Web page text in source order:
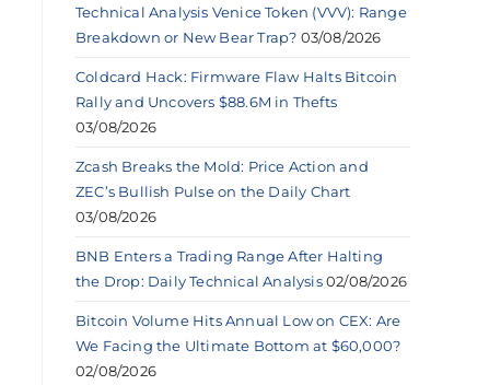
Technical Analysis Venice Token (VVV): Range
Breakdown or New Bear Trap? 03/08/2026
Coldcard Hack: Firmware Flaw Halts Bitcoin
Rally and Uncovers $88.6M in Thefts
03/08/2026
Zcash Breaks the Mold: Price Action and
ZEC’s Bullish Pulse on the Daily Chart
03/08/2026
BNB Enters a Trading Range After Halting
the Drop: Daily Technical Analysis 02/08/2026
Bitcoin Volume Hits Annual Low on CEX: Are
We Facing the Ultimate Bottom at $60,000?
02/08/2026